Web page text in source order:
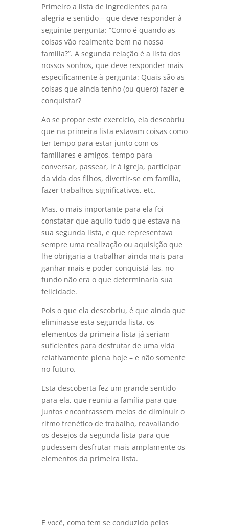
Primeiro a lista de ingredientes para
alegria e sentido – que deve responder à
seguinte pergunta: “Como é quando as
coisas vão realmente bem na nossa
família?”. A segunda relação é a lista dos
nossos sonhos, que deve responder mais
especificamente à pergunta: Quais são as
coisas que ainda tenho (ou quero) fazer e
conquistar?
Ao se propor este exercício, ela descobriu
que na primeira lista estavam coisas como
ter tempo para estar junto com os
familiares e amigos, tempo para
conversar, passear, ir à igreja, participar
da vida dos filhos, divertir-se em família,
fazer trabalhos significativos, etc.
Mas, o mais importante para ela foi
constatar que aquilo tudo que estava na
sua segunda lista, e que representava
sempre uma realização ou aquisição que
lhe obrigaria a trabalhar ainda mais para
ganhar mais e poder conquistá-las, no
fundo não era o que determinaria sua
felicidade.
Pois o que ela descobriu, é que ainda que
eliminasse esta segunda lista, os
elementos da primeira lista já seriam
suficientes para desfrutar de uma vida
relativamente plena hoje – e não somente
no futuro.
Esta descoberta fez um grande sentido
para ela, que reuniu a família para que
juntos encontrassem meios de diminuir o
ritmo frenético de trabalho, reavaliando
os desejos da segunda lista para que
pudessem desfrutar mais amplamente os
elementos da primeira lista.
E você, como tem se conduzido pelos